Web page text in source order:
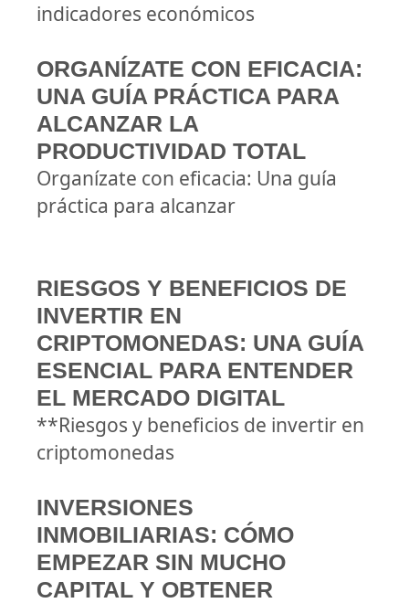
indicadores económicos
ORGANÍZATE CON EFICACIA:
UNA GUÍA PRÁCTICA PARA
ALCANZAR LA
PRODUCTIVIDAD TOTAL
Organízate con eficacia: Una guía
práctica para alcanzar
RIESGOS Y BENEFICIOS DE
INVERTIR EN
CRIPTOMONEDAS: UNA GUÍA
ESENCIAL PARA ENTENDER
EL MERCADO DIGITAL
**Riesgos y beneficios de invertir en
criptomonedas
INVERSIONES
INMOBILIARIAS: CÓMO
EMPEZAR SIN MUCHO
CAPITAL Y OBTENER